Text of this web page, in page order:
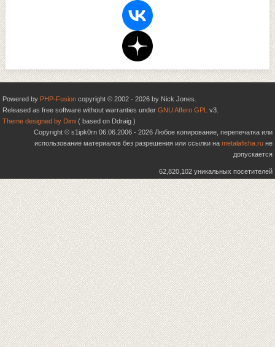
Powered by PHP-Fusion copyright © 2002 - 2026 by Nick Jones.
Released as free software without warranties under GNU Affero GPL v3.
Theme designed by Dimi ( based on Ddraig )
Copyright © s1ipk0rn 06.06.2006 - 2026 Любое копирование, перепечатка или
использование материалов без разрешения или ссылки на metalafisha.ru не
допускается
62,820,102 уникальных посетителей